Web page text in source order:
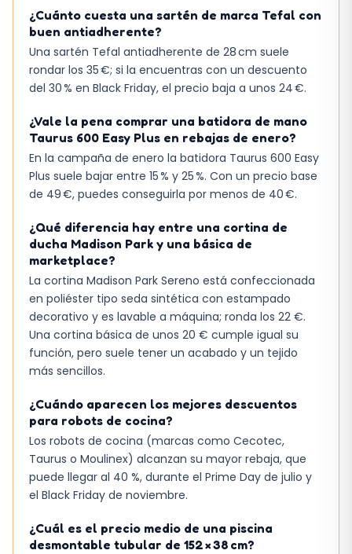
¿Cuánto cuesta una sartén de marca Tefal con
buen antiadherente?
Una sartén Tefal antiadherente de 28 cm suele
rondar los 35 €; si la encuentras con un descuento
del 30 % en Black Friday, el precio baja a unos 24 €.
¿Vale la pena comprar una batidora de mano
Taurus 600 Easy Plus en rebajas de enero?
En la campaña de enero la batidora Taurus 600 Easy
Plus suele bajar entre 15 % y 25 %. Con un precio base
de 49 €, puedes conseguirla por menos de 40 €.
¿Qué diferencia hay entre una cortina de
ducha Madison Park y una básica de
marketplace?
La cortina Madison Park Sereno está confeccionada
en poliéster tipo seda sintética con estampado
decorativo y es lavable a máquina; ronda los 22 €.
Una cortina básica de unos 20 € cumple igual su
función, pero suele tener un acabado y un tejido
más sencillos.
¿Cuándo aparecen los mejores descuentos
para robots de cocina?
Los robots de cocina (marcas como Cecotec,
Taurus o Moulinex) alcanzan su mayor rebaja, que
puede llegar al 40 %, durante el Prime Day de julio y
el Black Friday de noviembre.
¿Cuál es el precio medio de una piscina
desmontable tubular de 152 × 38 cm?